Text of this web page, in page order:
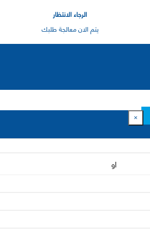
الرجاء الانتظار
يتم الان معالجة طلبك
×
او